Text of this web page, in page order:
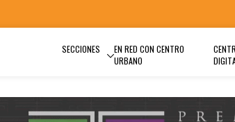
SECCIONES
EN RED CON CENTRO
URBANO